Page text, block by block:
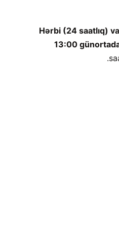
Hərbi (24 saatlıq)
13:00